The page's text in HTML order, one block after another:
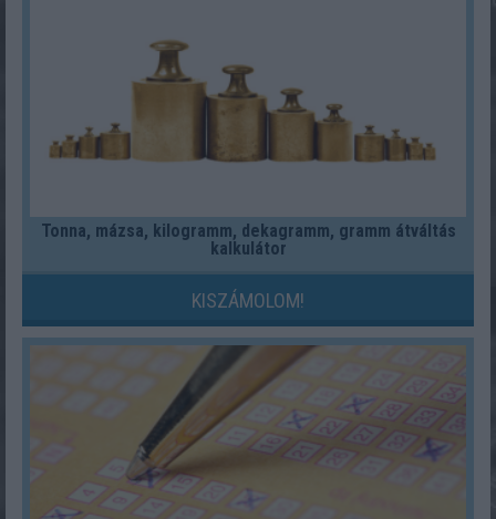
Tonna, mázsa, kilogramm, dekagramm, gramm átváltás
kalkulátor
KISZÁMOLOM!